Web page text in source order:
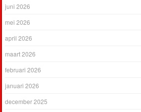
juni 2026
mei 2026
april 2026
maart 2026
februari 2026
januari 2026
december 2025